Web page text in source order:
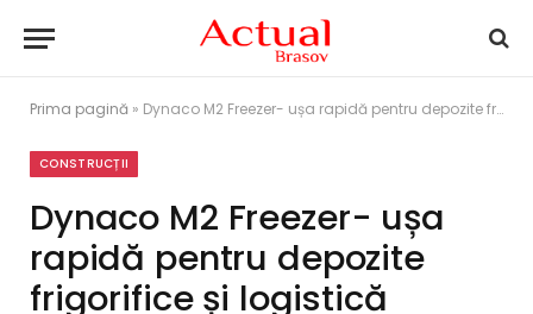
Prima pagină » Dynaco M2 Freezer- ușa rapidă pentru depozite frigorifice și logistică alimentară
CONSTRUCȚII
Dynaco M2 Freezer- ușa
rapidă pentru depozite
frigorifice și logistică